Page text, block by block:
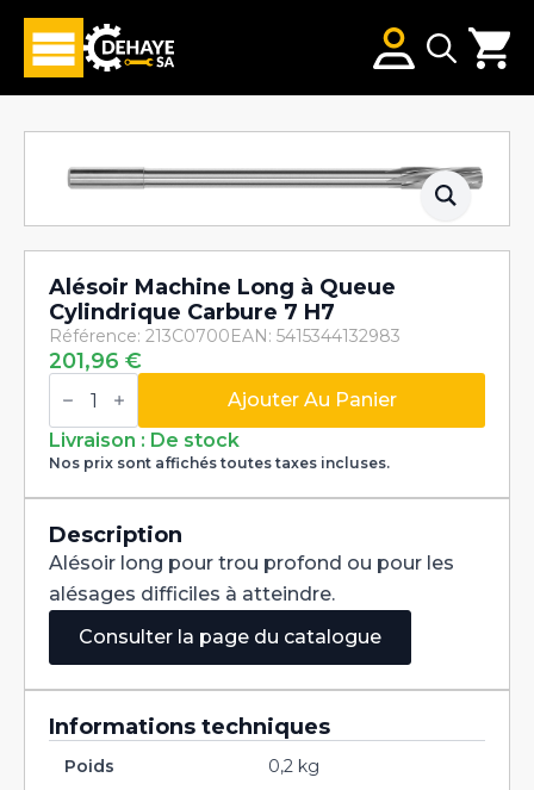
Alésoir Machine Long à Queue
Cylindrique Carbure 7 H7
Référence: 213C0700EAN: 5415344132983
201,96 €
quantité
de
Machine
Long
Queue
Carbure
7
H7
Ajouter Au Panier
Livraison : De stock
Nos prix sont affichés toutes taxes incluses.
Description
Alésoir long pour trou profond ou pour les
alésages difficiles à atteindre.
Consulter la page du catalogue
Informations techniques
Poids 0,2 kg